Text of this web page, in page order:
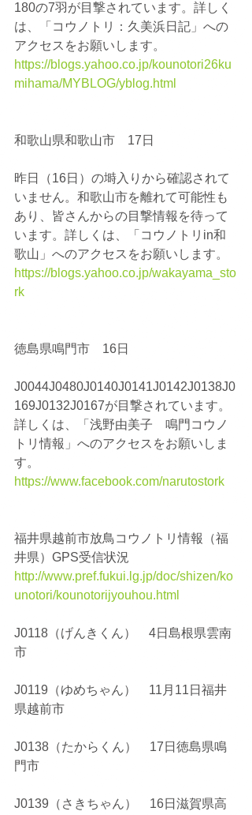
180の7羽が目撃されています。詳しく
は、「コウノトリ：久美浜日記」への
アクセスをお願いします。
https://blogs.yahoo.co.jp/kounotori26ku
mihama/MYBLOG/yblog.html
和歌山県和歌山市　17日
昨日（16日）の塒入りから確認されて
いません。和歌山市を離れて可能性も
あり、皆さんからの目撃情報を待って
います。詳しくは、「コウノトリin和
歌山」へのアクセスをお願いします。
https://blogs.yahoo.co.jp/wakayama_sto
rk
徳島県鳴門市　16日
J0044J0480J0140J0141J0142J0138J0
169J0132J0167が目撃されています。
詳しくは、「浅野由美子　鳴門コウノ
トリ情報」へのアクセスをお願いしま
す。
https://www.facebook.com/narutostork
福井県越前市放鳥コウノトリ情報（福
井県）GPS受信状況
http://www.pref.fukui.lg.jp/doc/shizen/ko
unotori/kounotorijyouhou.html
J0118（げんきくん）　4日島根県雲南
市
J0119（ゆめちゃん）　11月11日福井
県越前市
J0138（たからくん）　17日徳島県鳴
門市
J0139（さきちゃん）　16日滋賀県高